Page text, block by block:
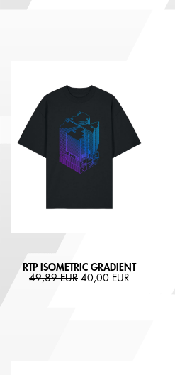
RTP ISOMETRIC GRADIENT
49,89 EUR 40,00 EUR